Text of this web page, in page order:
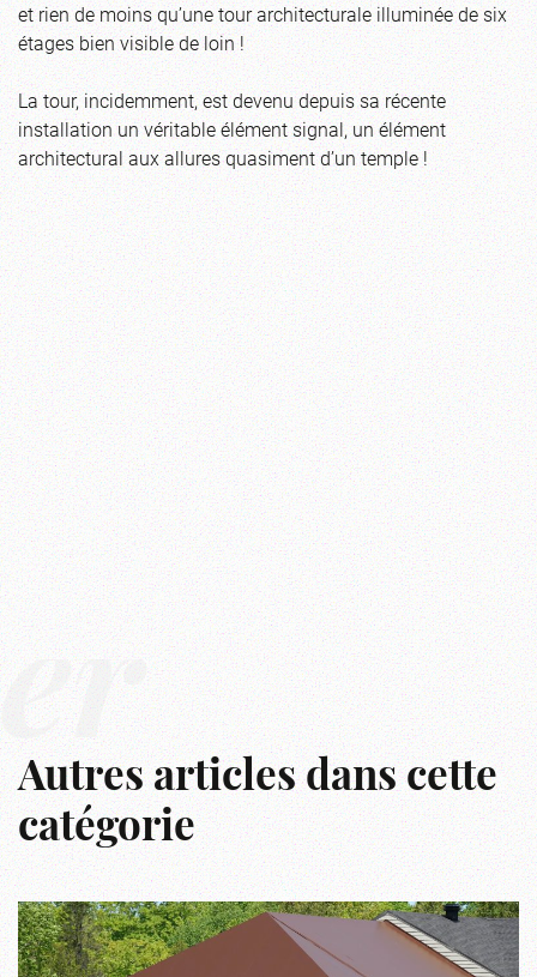
et rien de moins qu’une tour architecturale illuminée de six
étages bien visible de loin !
La tour, incidemment, est devenu depuis sa récente
installation un véritable élément signal, un élément
architectural aux allures quasiment d’un temple !
Autres articles dans cette
catégorie